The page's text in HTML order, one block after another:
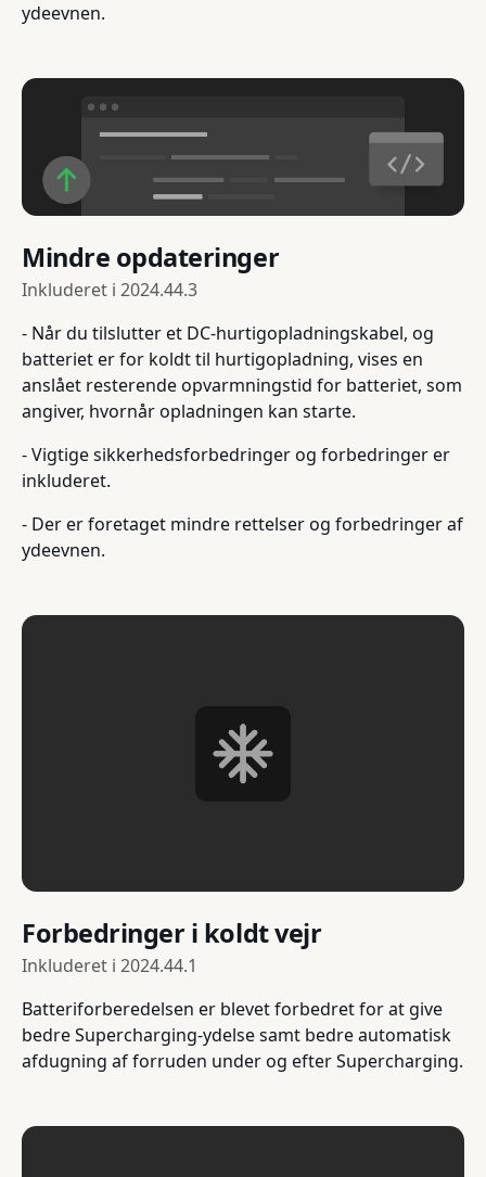
ydeevnen.
Mindre opdateringer
Inkluderet i 2024.44.3
- Når du tilslutter et DC-hurtigopladningskabel, og
batteriet er for koldt til hurtigopladning, vises en
anslået resterende opvarmningstid for batteriet, som
angiver, hvornår opladningen kan starte.
- Vigtige sikkerhedsforbedringer og forbedringer er
inkluderet.
- Der er foretaget mindre rettelser og forbedringer af
ydeevnen.
Forbedringer i koldt vejr
Inkluderet i 2024.44.1
Batteriforberedelsen er blevet forbedret for at give
bedre Supercharging-ydelse samt bedre automatisk
afdugning af forruden under og efter Supercharging.